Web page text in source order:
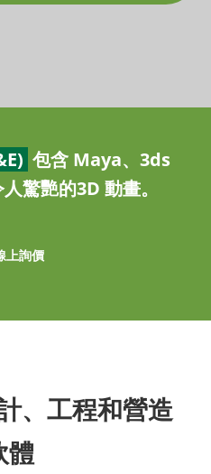
包含 Maya、3ds
驚艷的3D 動畫。
上詢價
、工程和營造
體